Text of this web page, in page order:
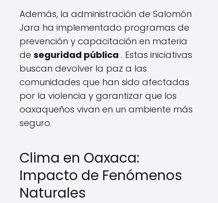
Además, la administración de Salomón
Jara ha implementado programas de
prevención y capacitación en materia
de seguridad pública . Estas iniciativas
buscan devolver la paz a las
comunidades que han sido afectadas
por la violencia y garantizar que los
oaxaqueños vivan en un ambiente más
seguro.
Clima en Oaxaca:
Impacto de Fenómenos
Naturales